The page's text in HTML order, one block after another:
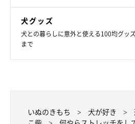
犬グッズ
犬との暮らしに意外と使える100均グッ
まで
いぬのきもち 犬が好き